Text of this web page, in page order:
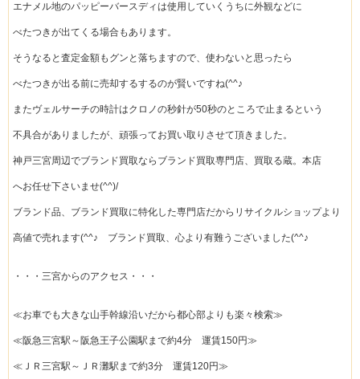
エナメル地のパッピーバースディは使用していくうちに外観などに
べたつきが出てくる場合もあります。
そうなると査定金額もグンと落ちますので、使わないと思ったら
べたつきが出る前に売却するするのが賢いですね(^^♪
またヴェルサーチの時計はクロノの秒針が50秒のところで止まるという
不具合がありましたが、頑張ってお買い取りさせて頂きました。
神戸三宮周辺でブランド買取ならブランド買取専門店、買取る蔵。本店
へお任せ下さいませ(^^)/
ブランド品、ブランド買取に特化した専門店だからリサイクルショップより
高値で売れます(^^♪ ブランド買取、心より有難うございました(^^♪
・・・三宮からのアクセス・・・
≪お車でも大きな山手幹線沿いだから都心部よりも楽々検索≫
≪阪急三宮駅～阪急王子公園駅まで約4分 運賃150円≫
≪ＪＲ三宮駅～ＪＲ灘駅まで約3分 運賃120円≫